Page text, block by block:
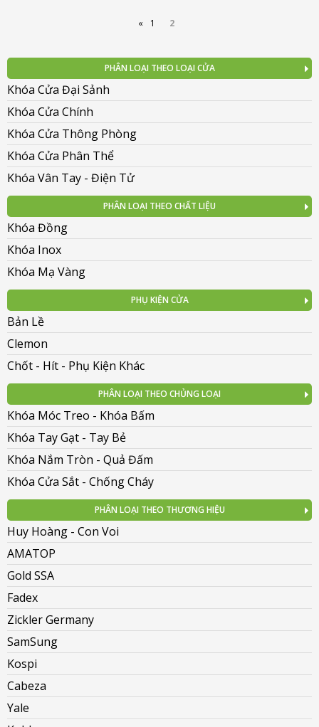
« 1 2
PHÂN LOẠI THEO LOẠI CỬA
Khóa Cửa Đại Sảnh
Khóa Cửa Chính
Khóa Cửa Thông Phòng
Khóa Cửa Phân Thể
Khóa Vân Tay - Điện Tử
PHÂN LOẠI THEO CHẤT LIỆU
Khóa Đồng
Khóa Inox
Khóa Mạ Vàng
PHỤ KIỆN CỬA
Bản Lề
Clemon
Chốt - Hít - Phụ Kiện Khác
PHÂN LOẠI THEO CHỦNG LOẠI
Khóa Móc Treo - Khóa Bấm
Khóa Tay Gạt - Tay Bẻ
Khóa Nắm Tròn - Quả Đấm
Khóa Cửa Sắt - Chống Cháy
PHÂN LOẠI THEO THƯƠNG HIỆU
Huy Hoàng - Con Voi
AMATOP
Gold SSA
Fadex
Zickler Germany
SamSung
Kospi
Cabeza
Yale